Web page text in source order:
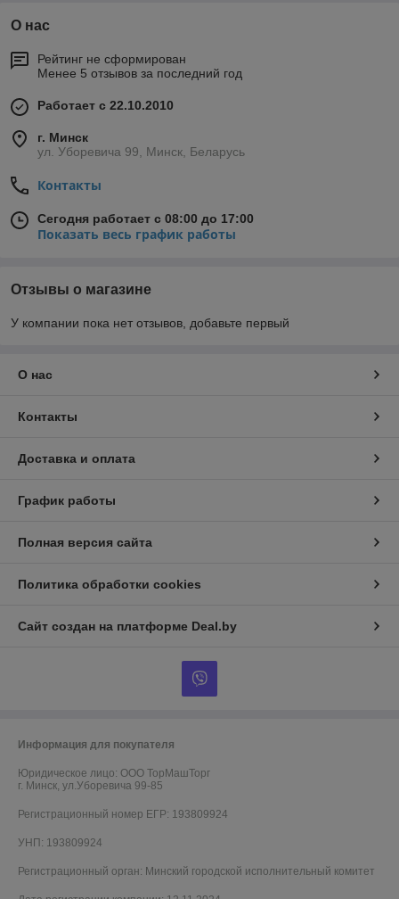
О нас
Рейтинг не сформирован
Менее 5 отзывов за последний год
Работает с 22.10.2010
г. Минск
ул. Уборевича 99, Минск, Беларусь
Контакты
Сегодня работает с 08:00 до 17:00
Показать весь график работы
Отзывы о магазине
У компании пока нет отзывов, добавьте первый
О нас
Контакты
Доставка и оплата
График работы
Полная версия сайта
Политика обработки cookies
Сайт создан на платформе Deal.by
Информация для покупателя
Юридическое лицо: ООО ТорМашТорг
г. Минск, ул.Уборевича 99-85
Регистрационный номер ЕГР: 193809924
УНП: 193809924
Регистрационный орган: Минский городской исполнительный комитет